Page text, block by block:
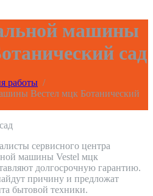
машины
сад
работы /
Вестел мцк Ботанический
сервисного центра
машины Vestel мцк
долгосрочную гарантию.
причину и предложат
бытовой техники.